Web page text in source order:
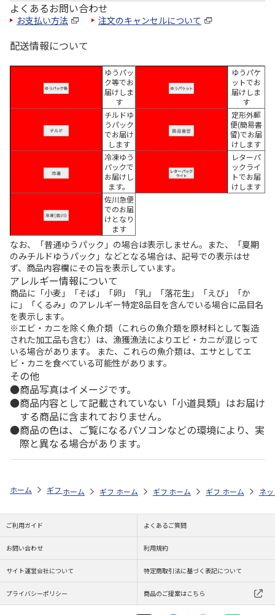
よくあるお問い合わせ
お支払い方法 注文のキャンセルについて
配送情報について
ゆうパッ
ク等でお
届けしま
す
ゆうパケ
ットでお
届けしま
す
チルドゆ
うパック
でお届け
します
定形外郵
便(簡易書
留)でお届
けします
冷凍ゆう
パックで
お届けし
ます。
レターパ
ックライ
トでお届
けします
佐川急便
でのお届
けとなり
ます
なお、「普通ゆうパック」の場合は表示しません。また、「夏期
のみチルドゆうパック」などとなる場合は、記号での表示はせ
ず、商品内容欄にその旨を表示しています。
アレルギー情報について
商品に「小麦」「そば」「卵」「乳」「落花生」「えび」「か
に」「くるみ」のアレルギー特定8品目を含んでいる場合に品目名
を表示します。
※エビ・カニを除く魚介類（これらの魚介類を原材料として製造
された加工品も含む）は、漁獲漁法によりエビ・カニが混じって
いる場合があります。 また、これらの魚介類は、エサとしてエ
ビ・カニを食べている可能性があります。
その他
商品写真はイメージです。
商品内容として記載されていない「小道具類」はお届け
する商品に含まれておりません。
商品の色は、ご覧になるパソコンなどの環境により、実
際と異なる場合があります。
ホーム ギフトストア お中元・夏ギフト特集 2026 お菓子・スイーツ
ホーム ギフトストア お中元・夏ギフト特集 2026
ホーム ギフトストア お中元・夏ギフト
ホーム ギフトストア お
ホーム ネ
ご利用ガイド よくあるご質問
お問い合わせ 利用規約
サイト運営会社について 特定商取引法に基づく表記について
プライバシーポリシー 商品のご提案はこちら